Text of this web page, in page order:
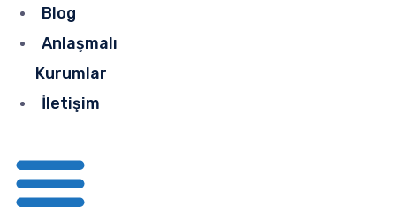
Blog
Anlaşmalı
Kurumlar
İletişim